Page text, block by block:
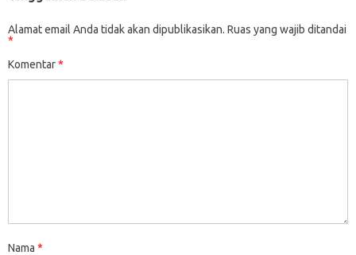
Alamat email Anda tidak akan dipublikasikan. Ruas yang wajib ditandai
*
Komentar*
Nama *